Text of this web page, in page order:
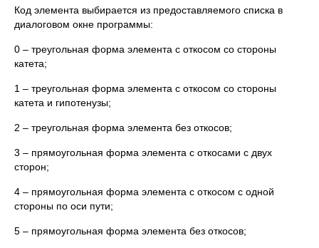
Код элемента выбирается из предоставляемого списка в
диалоговом окне программы:
0 – треугольная форма элемента с откосом со стороны
катета;
1 – треугольная форма элемента с откосом со стороны
катета и гипотенузы;
2 – треугольная форма элемента без откосов;
3 – прямоугольная форма элемента с откосами с двух
сторон;
4 – прямоугольная форма элемента с откосом с одной
стороны по оси пути;
5 – прямоугольная форма элемента без откосов;